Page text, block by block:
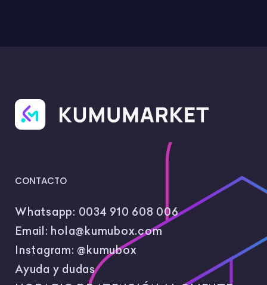
CONTACTO
Whatsapp: 0034 910 608 006
Email: hola@kumubox.com
Instagram: @kumubox
Ayuda y dudas